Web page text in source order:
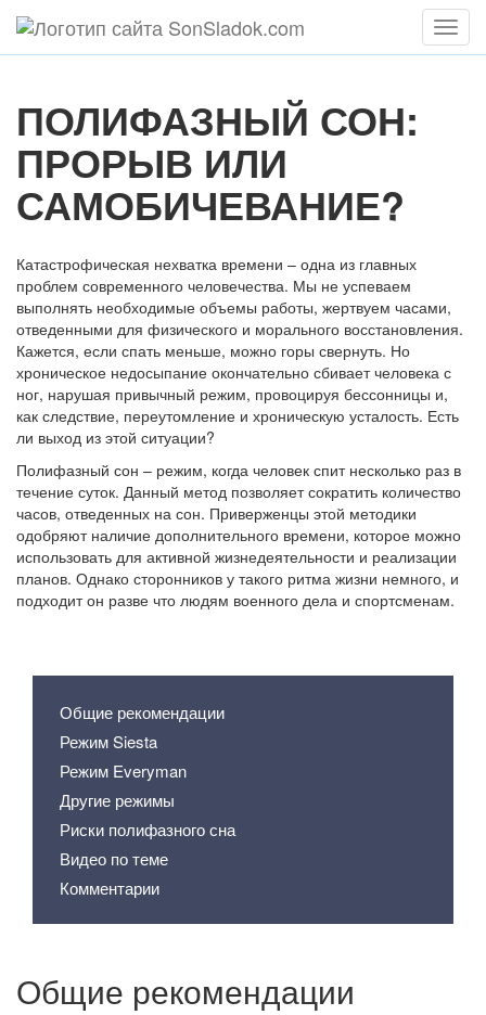
Меню
ПОЛИФАЗНЫЙ СОН:
ПРОРЫВ ИЛИ
САМОБИЧЕВАНИЕ?
Катастрофическая нехватка времени – одна из главных
проблем современного человечества. Мы не успеваем
выполнять необходимые объемы работы, жертвуем часами,
отведенными для физического и морального восстановления.
Кажется, если спать меньше, можно горы свернуть. Но
хроническое недосыпание окончательно сбивает человека с
ног, нарушая привычный режим, провоцируя бессонницы и,
как следствие, переутомление и хроническую усталость. Есть
ли выход из этой ситуации?
Полифазный сон – режим, когда человек спит несколько раз в
течение суток. Данный метод позволяет сократить количество
часов, отведенных на сон. Приверженцы этой методики
одобряют наличие дополнительного времени, которое можно
использовать для активной жизнедеятельности и реализации
планов. Однако сторонников у такого ритма жизни немного, и
подходит он разве что людям военного дела и спортсменам.
Общие рекомендации
Режим Siesta
Режим Everyman
Другие режимы
Риски полифазного сна
Видео по теме
Комментарии
Общие рекомендации